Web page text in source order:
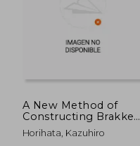
A New Method of
Constructing Brakke's
Motion (en Inglés)
Horihata, Kazuhiro